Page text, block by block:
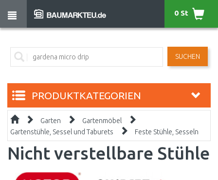
SUCHEN
0 St
PRODUKTKATEGORIEN
Garten
Gartenmöbel
Gartenstühle, Sessel und Taburets
Feste Stühle, Sesseln
Nicht verstellbare Stühle